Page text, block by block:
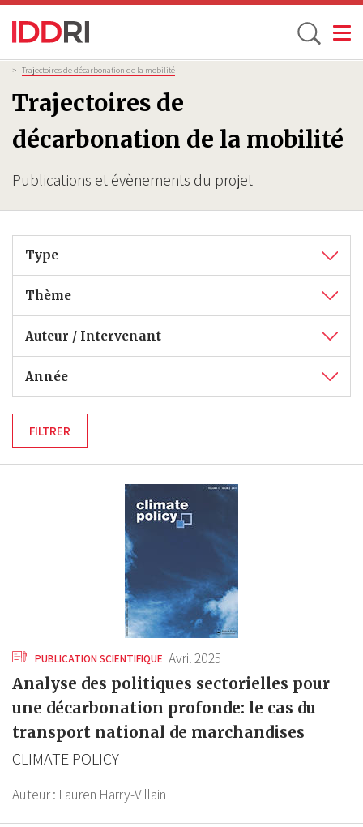
Aller
au
contenu
principal
Toggle
Trajectoires de
décarbonation de la mobilité
Publications et évènements du projet
Fil
d'Ariane
> Trajectoires de décarbonation de la mobilité
Type
Thème
Auteur / Intervenant
Année
PUBLICATION SCIENTIFIQUE Avril 2025
Analyse des politiques sectorielles pour
une décarbonation profonde: le cas du
transport national de marchandises
CLIMATE POLICY
Auteur : Lauren Harry-Villain